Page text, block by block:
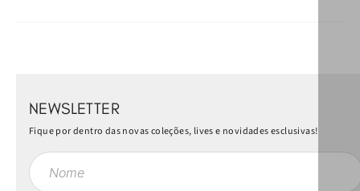
NEWSLETTER
Fique por dentro das novas coleções, lives e novidades esclusivas!